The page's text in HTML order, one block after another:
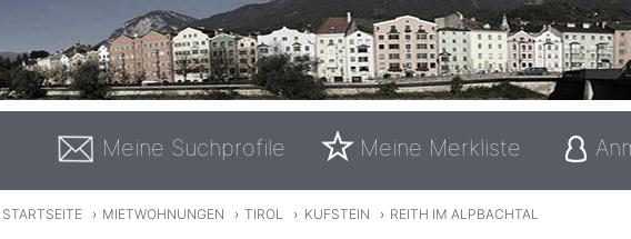
Meine Suchprofile Meine Merkliste
STARTSEITE › MIETWOHNUNGEN › TIROL › KUFSTEIN › REITH IM ALPBACHTAL